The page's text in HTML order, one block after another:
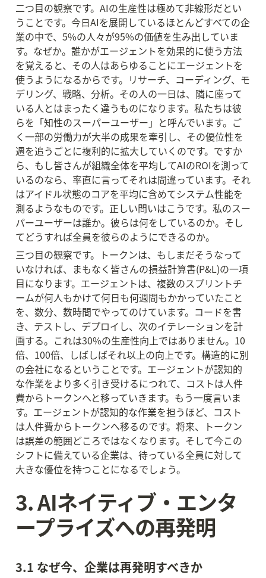
二つ目の観察です。AIの生産性は極めて非線形だとい
うことです。今日AIを展開しているほとんどすべての企
業の中で、5%の人々が95%の価値を生み出していま
す。なぜか。誰かがエージェントを効果的に使う方法
を覚えると、その人はあらゆることにエージェントを
使うようになるからです。リサーチ、コーディング、モ
デリング、戦略、分析。その人の一日は、隣に座って
いる人とはまったく違うものになります。私たちは彼
らを「知性のスーパーユーザー」と呼んでいます。ご
く一部の労働力が大半の成果を牽引し、その優位性を
週を追うごとに複利的に拡大していくのです。ですか
ら、もし皆さんが組織全体を平均してAIのROIを測って
いるのなら、率直に言ってそれは間違っています。それ
はアイドル状態のコアを平均に含めてシステム性能を
測るようなものです。正しい問いはこうです。私のスー
パーユーザーは誰か。彼らは何をしているのか。そし
てどうすれば全員を彼らのようにできるのか。
三つ目の観察です。トークンは、もしまだそうなって
いなければ、まもなく皆さんの損益計算書(P&L)の一項
目になります。エージェントは、複数のスプリントチ
ームが何人もかけて何日も何週間もかかっていたこと
を、数分、数時間でやってのけています。コードを書
き、テストし、デプロイし、次のイテレーションを計
画する。これは30%の生産性向上ではありません。10
倍、100倍、しばしばそれ以上の向上です。構造的に別
の会社になるということです。エージェントが認知的
な作業をより多く引き受けるにつれて、コストは人件
費からトークンへと移っていきます。もう一度言いま
す。エージェントが認知的な作業を担うほど、コスト
は人件費からトークンへ移るのです。将来、トークン
は誤差の範囲どころではなくなります。そして今この
シフトに備えている企業は、待っている全員に対して
大きな優位を持つことになるでしょう。
3. AIネイティブ・エンタ
ープライズへの再発明
3.1 なぜ今、企業は再発明すべきか